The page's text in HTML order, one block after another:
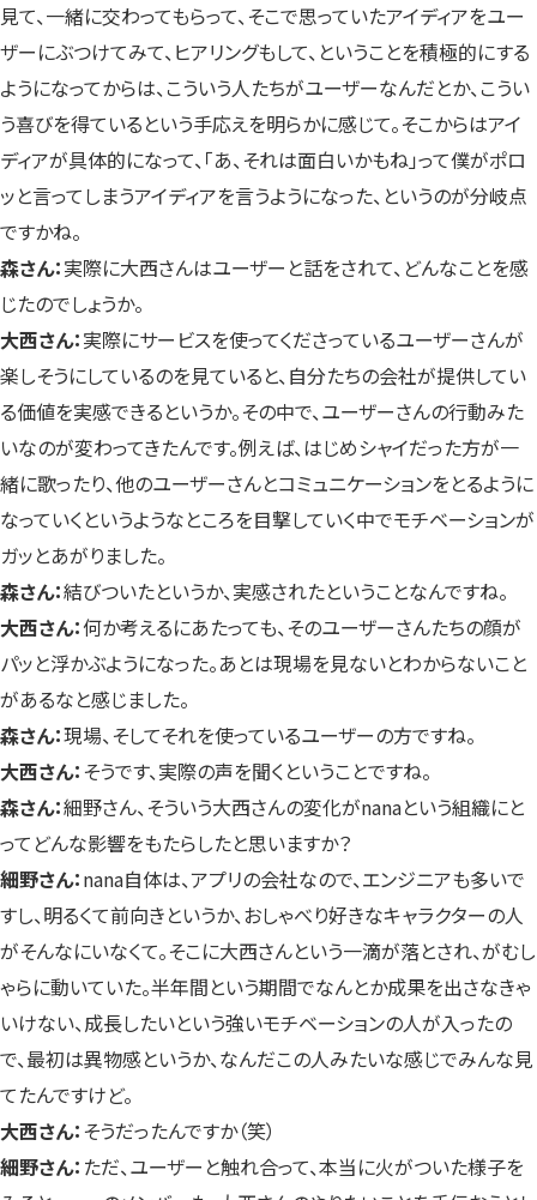
見て、一緒に交わってもらって、そこで思っていたアイディアをユー
ザーにぶつけてみて、ヒアリングもして、ということを積極的にする
ようになってからは、こういう人たちがユーザーなんだとか、こうい
う喜びを得ているという手応えを明らかに感じて。そこからはアイ
ディアが具体的になって、「あ、それは面白いかもね」って僕がポロ
ッと言ってしまうアイディアを言うようになった、というのが分岐点
ですかね。
森さん：実際に大西さんはユーザーと話をされて、どんなことを感
じたのでしょうか。
大西さん：実際にサービスを使ってくださっているユーザーさんが
楽しそうにしているのを見ていると、自分たちの会社が提供してい
る価値を実感できるというか。その中で、ユーザーさんの行動みた
いなのが変わってきたんです。例えば、はじめシャイだった方が一
緒に歌ったり、他のユーザーさんとコミュニケーションをとるように
なっていくというようなところを目撃していく中でモチベーションが
ガッとあがりました。
森さん：結びついたというか、実感されたということなんですね。
大西さん：何か考えるにあたっても、そのユーザーさんたちの顔が
パッと浮かぶようになった。あとは現場を見ないとわからないこと
があるなと感じました。
森さん：現場、そしてそれを使っているユーザーの方ですね。
大西さん： そうです、実際の声を聞くということですね。
森さん：細野さん、そういう大西さんの変化がnanaという組織にと
ってどんな影響をもたらしたと思いますか？
細野さん：nana自体は、アプリの会社なので、エンジニアも多いで
すし、明るくて前向きというか、おしゃべり好きなキャラクターの人
がそんなにいなくて。そこに大西さんという一滴が落とされ、がむし
ゃらに動いていた。半年間という期間でなんとか成果を出さなきゃ
いけない、成長したいという強いモチベーションの人が入ったの
で、最初は異物感というか、なんだこの人みたいな感じでみんな見
てたんですけど。
大西さん： そうだったんですか（笑）
細野さん： ただ、ユーザーと触れ合って、本当に火がついた様子を